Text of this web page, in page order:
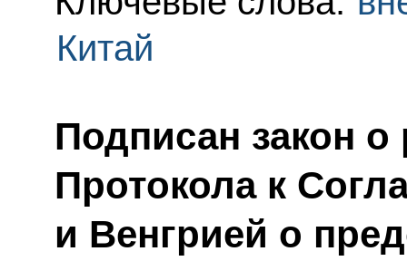
Китай
Подписан закон
Протокола к
и Венгрией о